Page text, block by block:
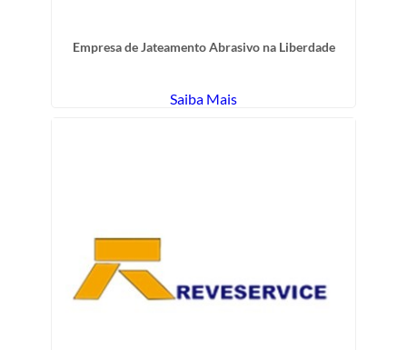
Empresa de Jateamento Abrasivo na Liberdade
Saiba Mais